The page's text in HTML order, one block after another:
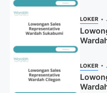
LOKER
LOKER